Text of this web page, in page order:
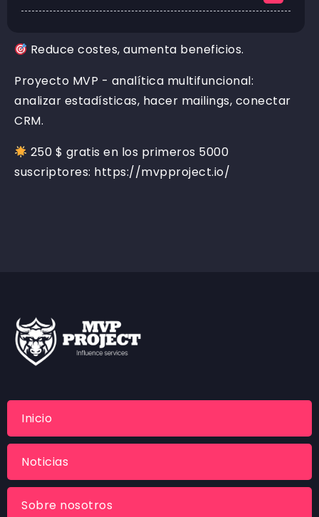
Reduce costes, aumenta beneficios.
Proyecto MVP - analítica multifuncional:
analizar estadísticas, hacer mailings, conectar
CRM.
250 $ gratis en los primeros 5000
suscriptores: https://mvpproject.io/
Inicio
Noticias
Sobre nosotros